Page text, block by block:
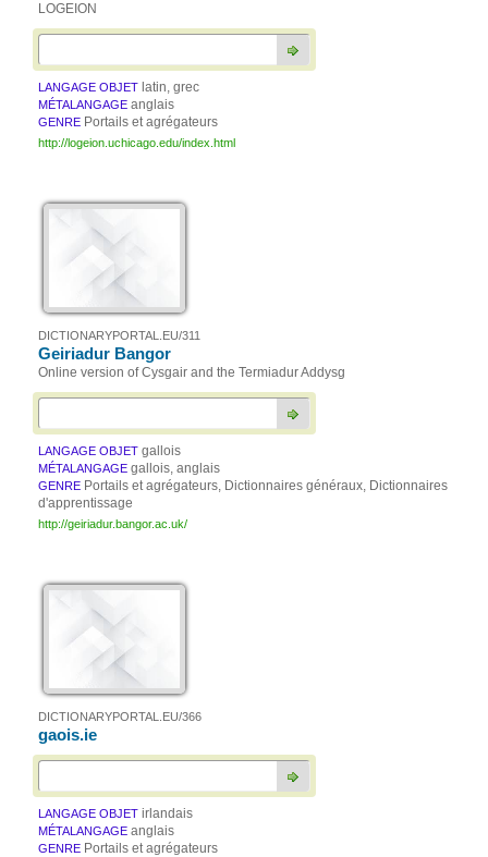
LOGEION
LANGAGE OBJET latin, grec
MÉTALANGAGE anglais
GENRE Portails et agrégateurs
http://logeion.uchicago.edu/index.html
DICTIONARYPORTAL.EU/311
Geiriadur Bangor
Online version of Cysgair and the Termiadur Addysg
LANGAGE OBJET gallois
MÉTALANGAGE gallois, anglais
GENRE Portails et agrégateurs, Dictionnaires généraux, Dictionnaires
d'apprentissage
http://geiriadur.bangor.ac.uk/
DICTIONARYPORTAL.EU/366
gaois.ie
LANGAGE OBJET irlandais
MÉTALANGAGE anglais
GENRE Portails et agrégateurs